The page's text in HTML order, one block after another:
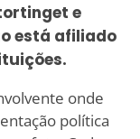
e
está afiliado
onde
política